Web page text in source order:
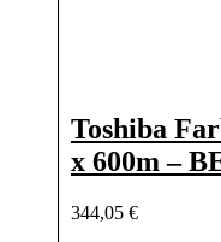
Toshiba
x 600m –
344,05 €